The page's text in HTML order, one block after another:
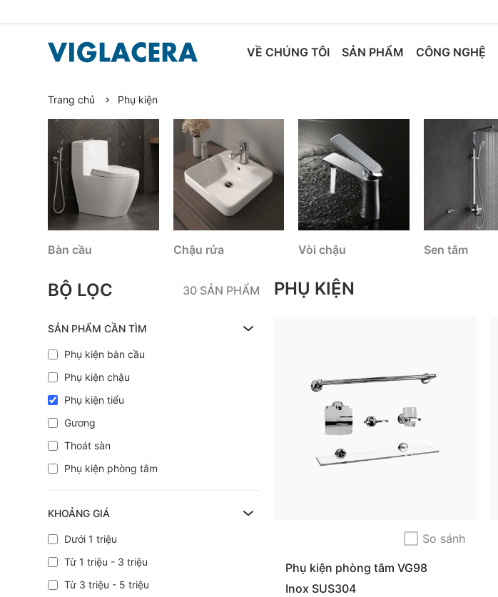
VỀ CHÚNG TÔI SẢN PHẨM CÔNG NGHỆ
Trang chủ Phụ kiện
Bàn cầu Chậu rửa Vòi chậu Sen tắm
BỘ LỌC 30 SẢN PHẨM
SẢN PHẨM CẦN TÌM
Phụ kiện bàn cầu
Phụ kiện chậu
Phụ kiện tiểu
Gương
Thoát sàn
Phụ kiện phòng tắm
KHOẢNG GIÁ
Dưới 1 triệu
Từ 1 triệu - 3 triệu
Từ 3 triệu - 5 triệu
PHỤ KIỆN
So sánh
Phụ kiện phòng tắm VG98
Inox SUS304